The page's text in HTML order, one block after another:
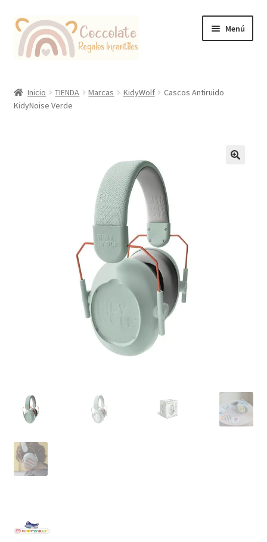
Ir
la
Ir
contenido
Menú
Coccolate Puericultura y Juguetería Educativa
Inicio TIENDA Marcas KidyWolf
Cascos Antiruido
KidyNoise Verde